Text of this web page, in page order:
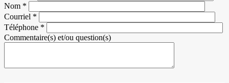
Nom *
Courriel *
Téléphone *
Commentaire(s) et/ou question(s)